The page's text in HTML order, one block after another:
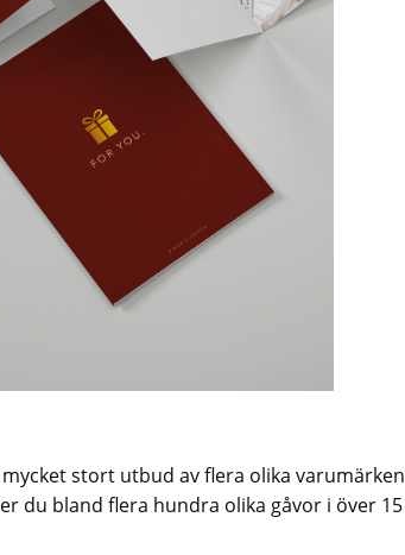
stort utbud av flera olika varumärken
du bland flera hundra olika gåvor i över 15